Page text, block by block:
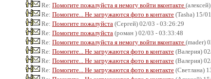
Re: Помогите пожалуйста я немогу войти вконтакте
Re: Помогите... Не загружаются фото в контакте (Tasha) 15/
Re: Помогите пожалуйста (Сергей) 02/03 - 03:26:29
Re: Помогите пожалуйста (роман ) 02/03 - 03:33:48
Re: Помогите пожалуйста я немогу войти вконтакте (mader)
Re: Помогите... Не загружаются фото в контакте (Валерия)
Re: Помогите... Не загружаются фото в контакте (Валерия)
Re: Помогите... Не загружаются фото в контакте (Светлана)